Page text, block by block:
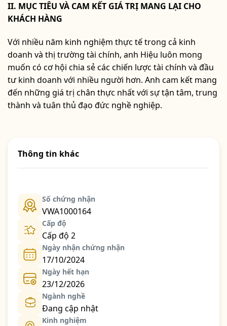
II. MỤC TIÊU VÀ CAM KẾT GIÁ TRỊ MANG LẠI CHO
KHÁCH HÀNG
Với nhiều năm kinh nghiệm thực tế trong cả kinh
doanh và thị trường tài chính, anh Hiệu luôn mong
muốn có cơ hội chia sẻ các chiến lược tài chính và đầu
tư kinh doanh với nhiều người hơn. Anh cam kết mang
đến những giá trị chân thực nhất với sự tận tâm, trung
thành và tuân thủ đạo đức nghề nghiệp.
Thông tin khác
Số chứng nhận
VWA1000164
Cấp độ
Cấp độ 2
Ngày nhận chứng nhận
17/10/2024
Ngày hết hạn
23/12/2026
Ngành nghề
Đang cập nhật
Kinh nghiệm